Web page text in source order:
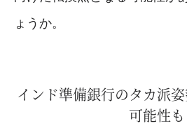
ょうか。
インド準備銀行のタカ派
可能性も